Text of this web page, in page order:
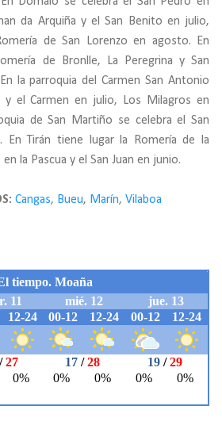
da Arquiña y el San Benito en julio,
de San Lorenzo en agosto. En
de Bronlle, La Peregrina y San
la parroquia del Carmen San Antonio
y el Carmen en julio, Los Milagros en
de San Martiño se celebra el San
En Tirán tiene lugar la Romería de la
la Pascua y el San Juan en junio.
Cangas, Bueu, Marín, Vilaboa